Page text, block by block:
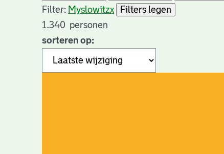
Filter: Myslowitzx
Filters legen
1.340 personen
sorteren op: